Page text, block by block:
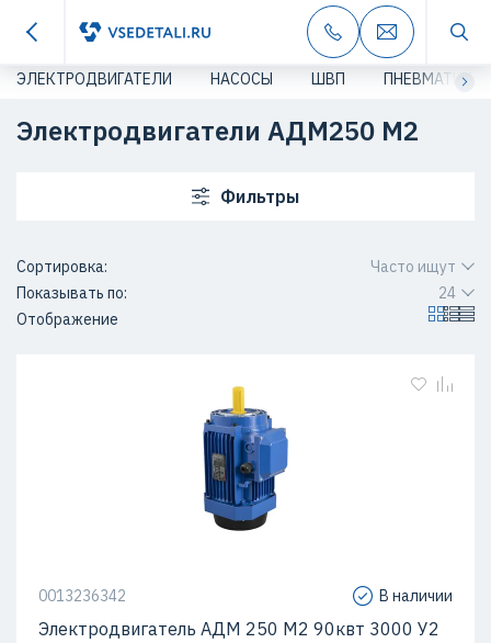
ЭЛЕКТРОДВИГАТЕЛИ НАСОСЫ ШВП ПНЕВМАТИКА
Электродвигатели АДМ250 M2
Фильтры
Сортировка:
Часто ищут
Показывать по:
24
Отображение
0013236342 В наличии
Электродвигатель АДМ 250 М2 90квт 3000 У2